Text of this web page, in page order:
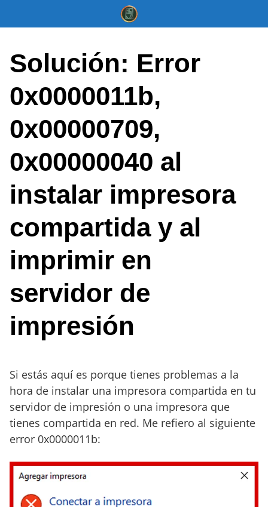
Solución: Error
0x0000011b,
0x00000709,
0x00000040 al
instalar impresora
compartida y al
imprimir en
servidor de
impresión
Si estás aquí es porque tienes problemas a la
hora de instalar una impresora compartida en tu
servidor de impresión o una impresora que
tienes compartida en red. Me refiero al siguiente
error 0x0000011b: